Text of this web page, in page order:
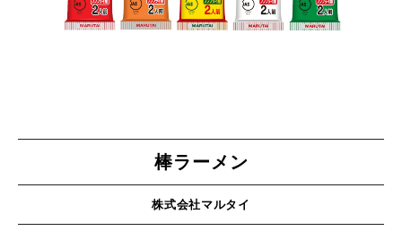
棒ラーメン
株式会社マルタイ